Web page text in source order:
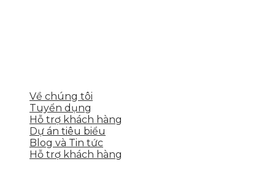
Về chúng tôi
Tuyển dụng
Hỗ trợ khách hàng
Dự án tiêu biểu
Blog và Tin tức
Hỗ trợ khách hàng